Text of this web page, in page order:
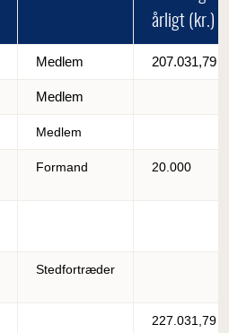
årligt (kr.)
Medlem 207.031,79
Medlem
Medlem
Formand 20.000
Stedfortræder
227.031,79